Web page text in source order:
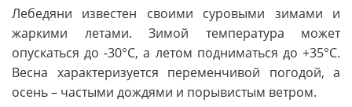
Лебедяни известен своими суровыми зимами и
жаркими летами. Зимой температура может
опускаться до -30°C, а летом подниматься до +35°C.
Весна характеризуется переменчивой погодой, а
осень – частыми дождями и порывистым ветром.